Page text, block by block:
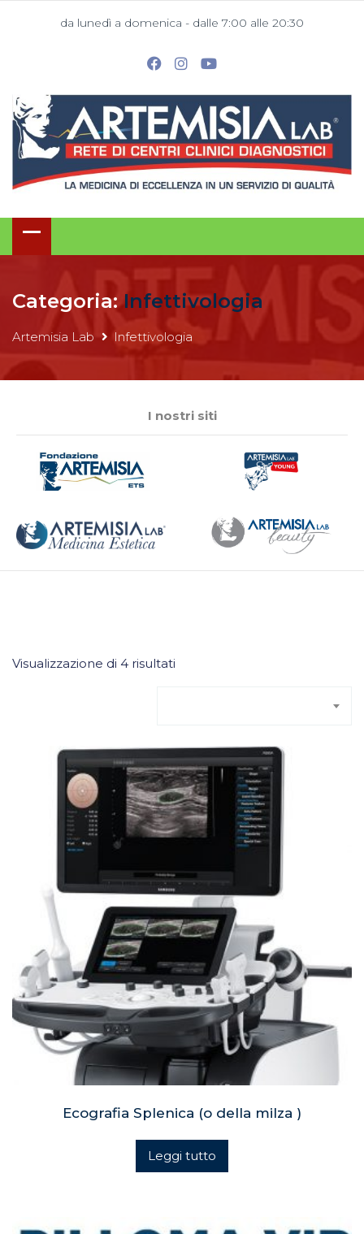
da lunedì a domenica - dalle 7:00 alle 20:30
Categoria:Infettivologia
Artemisia Lab Infettivologia
I nostri siti
Visualizzazione di 4 risultati
Ecografia Splenica (o della milza )
Leggi tutto